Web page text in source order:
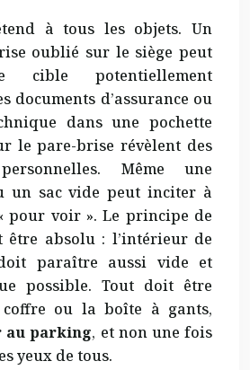
à tous les objets. Un
oublié sur le siège peut
cible potentiellement
documents d’assurance ou
dans une pochette
le pare-brise révèlent des
Même une
un sac vide peut inciter à
pour voir ». Le principe de
être absolu : l’intérieur de
paraître aussi vide et
possible. Tout doit être
ou la boîte à gants,
au parking, et non une fois
yeux de tous.